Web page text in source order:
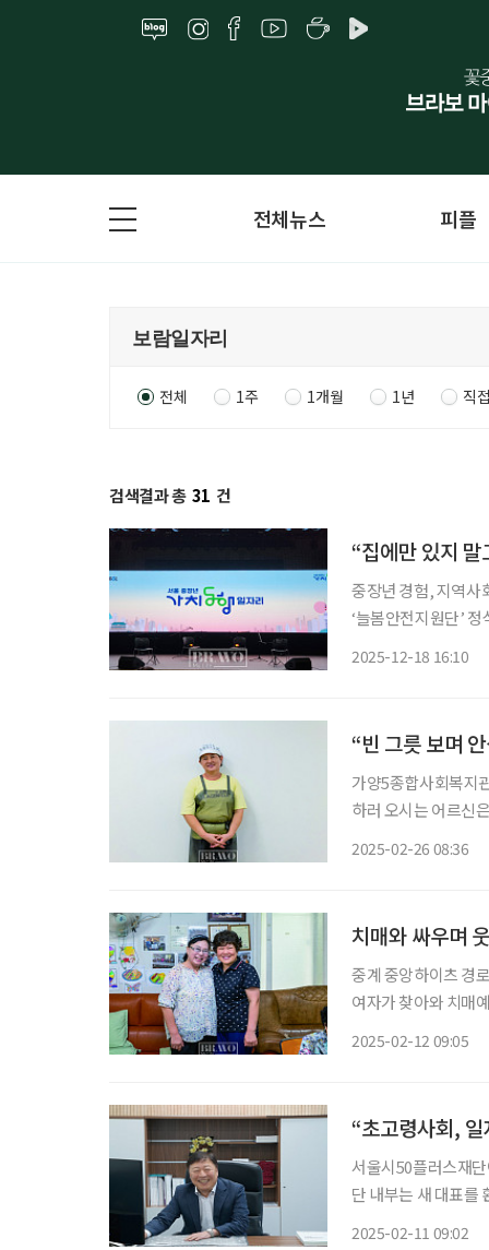
전체뉴스 피플
전체 1주 1개월 1년 직
검색결과 총 31 건
중장년 경험, 지역사회로 환원…올해
‘늘봄안전지원단’ 정식으로 운영 “퇴직하고 우울증이 있
2025-12-18 16:10
“빈 그릇 보며
가양5종합사회복지
하러 오시는 어르신
2025-02-26 08:36
치매와 싸우며
중계 중앙하이츠 경
여자가 찾아와 치매
2025-02-12 09:05
“초고령사회,
서울시50플러스재
단 내부는 새 대표를
2025-02-11 09:02